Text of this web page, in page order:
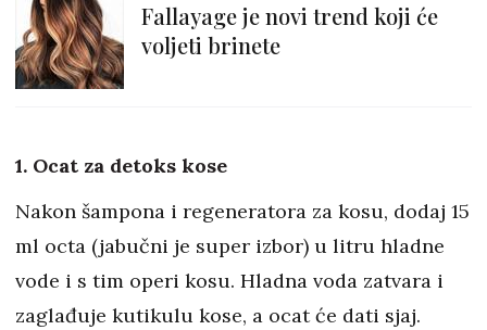
Fallayage je novi trend koji će
voljeti brinete
1. Ocat za detoks kose
Nakon šampona i regeneratora za kosu, dodaj 15
ml octa (jabučni je super izbor) u litru hladne
vode i s tim operi kosu. Hladna voda zatvara i
zaglađuje kutikulu kose, a ocat će dati sjaj.